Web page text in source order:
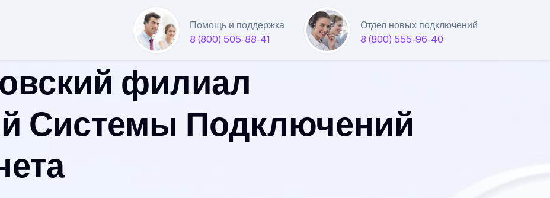
Помощь и поддержка
8 (800) 505-88-41
Отдел новых подключений
8 (800) 555-96-40
филиал
Системы Подключений